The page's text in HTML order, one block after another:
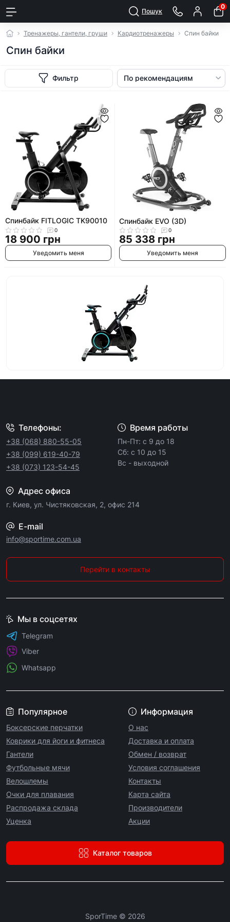
Пошук
0
Тренажеры, гантели, груши Кардиотренажеры Спин байки
Спин байки
Фильтр
Спинбайк FITLOGIC TK90010
0
18 900 грн
Уведомить меня
Cпинбайк EVO (3D)
0
85 338 грн
Уведомить меня
Телефоны:
+38 (068) 880-55-05
+38 (099) 619-40-79
+38 (073) 123-54-45
Время работы
Пн-Пт: с 9 до 18
Сб: с 10 до 15
Вс - выходной
Адрес офиса
г. Киев, ул. Чистяковская, 2, офис 214
E-mail
info@sportime.com.ua
Перейти в контакты
Популярное
Боксерские перчатки
Коврики для йоги и фитнеса
Гантели
Футбольные мячи
Велошлемы
Очки для плавания
Распродажа склада
Уценка
Информация
О нас
Доставка и оплата
Обмен / возврат
Условия соглашения
Контакты
Карта сайта
Производители
Акции
Каталог товаров
Мы в соцсетях
Telegram
Viber
Whatsapp
SporTime © 2026